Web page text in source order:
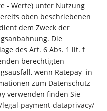
- Werte) unter Nutzung
oben beschriebenen
dem Zweck der
Die
des Art. 6 Abs. 1 lit. f
berechtigten
wenn Ratepay in
zum Datenschutz
verwenden finden Sie
payment-dataprivacy/